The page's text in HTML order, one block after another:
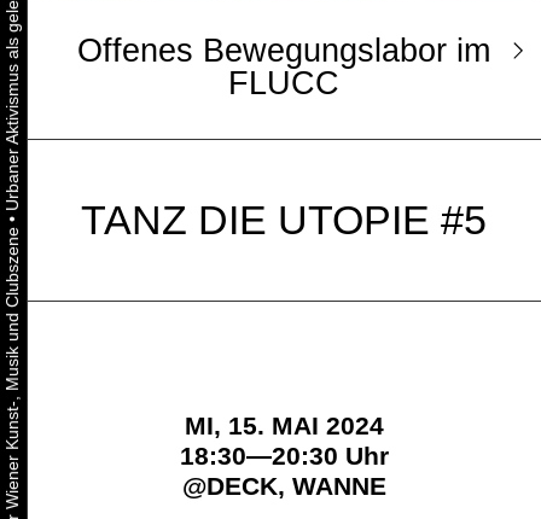
•
Offenes Bewegungslabor im
FLUCC
TANZ DIE UTOPIE #5
MI, 15. MAI 2024
18:30—20:30 Uhr
@DECK, WANNE